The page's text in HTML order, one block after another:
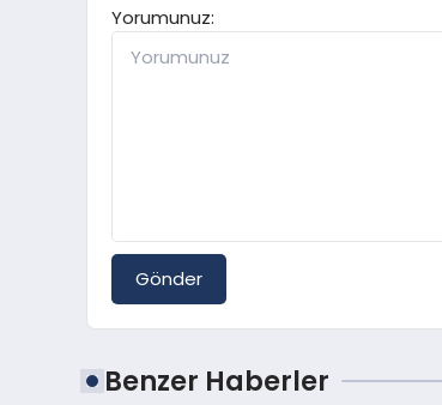
Yorumunuz:
Gönder
Benzer Haberler